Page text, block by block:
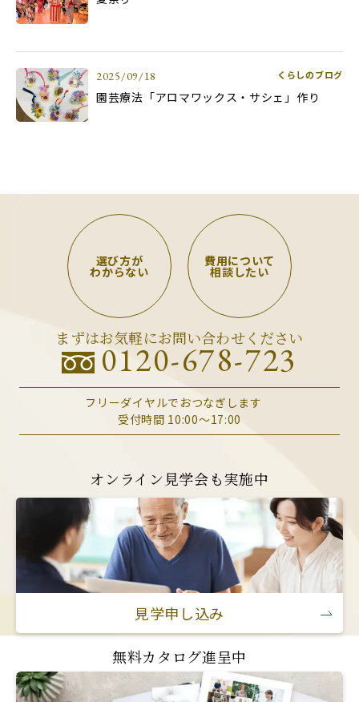
2025/09/18 くらしのブログ
園芸療法「アロマワックス・サシェ」作り
選び方が
わからない
まずはお気軽にお問い合わせください
0120-678-723
フリーダイヤルでおつなぎします
受付時間 10:00～17:00
費用について
相談したい
オンライン見学会も実施中
見学申し込み
無料カタログ進呈中